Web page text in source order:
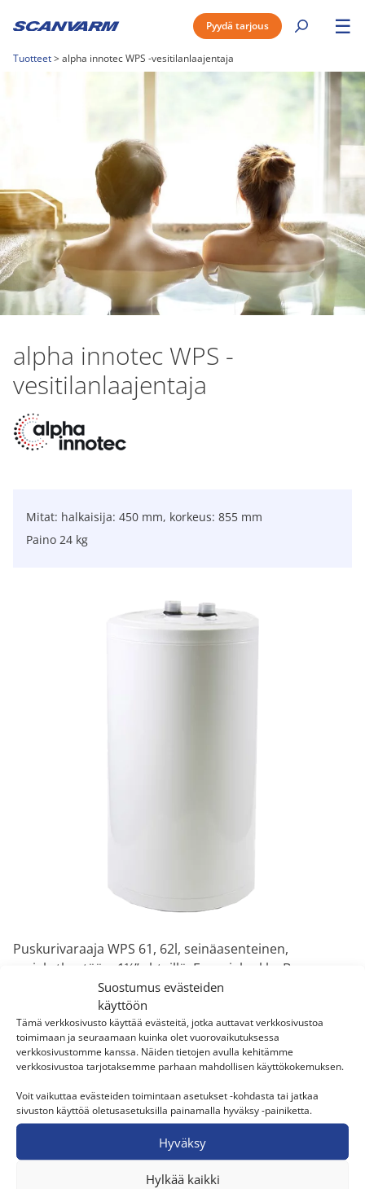
Suostumus evästeiden
käyttöön
Tämä verkkosivusto käyttää evästeitä, jotka auttavat verkkosivustoa
toimimaan ja seuraamaan kuinka olet vuorovaikutuksessa
verkkosivustomme kanssa. Näiden tietojen avulla kehitämme
verkkosivustoa tarjotaksemme parhaan mahdollisen käyttökokemuksen.
Voit vaikuttaa evästeiden toimintaan asetukset -kohdasta tai jatkaa
sivuston käyttöä oletusasetuksilla painamalla hyväksy -painiketta.
Hyväksy
Hylkää kaikki
Pyydä tarjous ☰
Tuotteet> alpha innotec WPS -vesitilanlaajentaja
alpha innotec WPS -
vesitilanlaajentaja
Mitat: halkaisija: 450 mm, korkeus: 855 mm
Paino 24 kg
Puskurivaraaja WPS 61, 62l, seinäasenteinen,
sarjakytkentään, 1½” yhteillä, Energialuokka B
Ominaisuudet
Tekniset tiedot
Käyttöohjeet ja tuki